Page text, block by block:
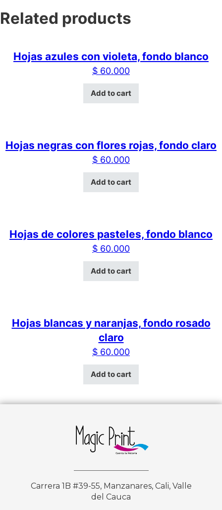
Related products
Hojas azules con violeta, fondo blanco
$ 60.000
Add to cart
Hojas negras con flores rojas, fondo claro
$ 60.000
Add to cart
Hojas de colores pasteles, fondo blanco
$ 60.000
Add to cart
Hojas blancas y naranjas, fondo rosado
claro
$ 60.000
Add to cart
Carrera 1B #39-55, Manzanares, Cali, Valle
del Cauca